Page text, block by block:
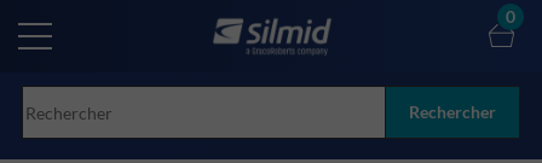
main
Rechercher
0